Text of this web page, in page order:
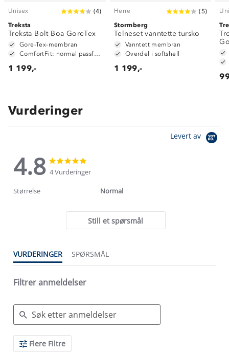
Unisex (4)
Treksta
Treksta Bolt Boa GoreTex
Gore-Tex-membran
1 199,-
Herre (5)
Stormberg
Telneset vanntette tursko
Vanntett membran
Overdel i softshell
1 199,-
Vurderinger
Levert av
4.8
4.8
star
rating
star
4 Vurderinger
Størrelse Normal
Still et spørsmål
VURDERINGER SPØRSMÅL
Filtrer anmeldelser
Search
ReviewsFlere Filtre